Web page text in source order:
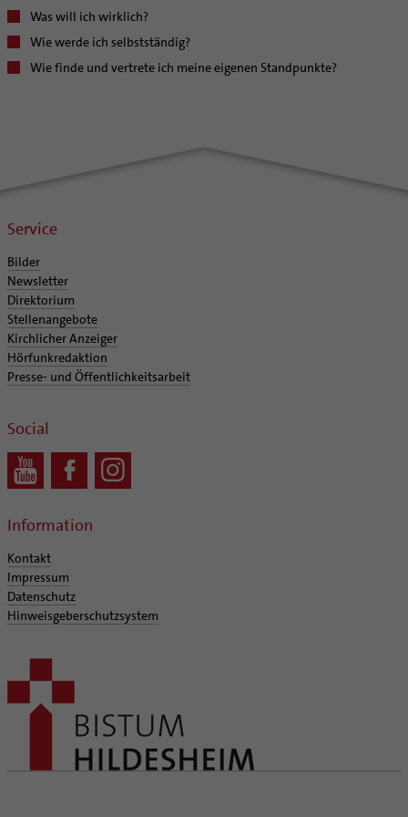
Was will ich wirklich?
Wie werde ich selbstständig?
Wie finde und vertrete ich meine eigenen Standpunkte?
Service
Bilder
Newsletter
Direktorium
Stellenangebote
Kirchlicher Anzeiger
Hörfunkredaktion
Presse- und Öffentlichkeitsarbeit
Social
Information
Kontakt
Impressum
Datenschutz
Hinweisgeberschutzsystem